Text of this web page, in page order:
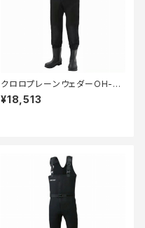
クロロプレーンウェダーOH-00
6FフェルトM
¥18,513